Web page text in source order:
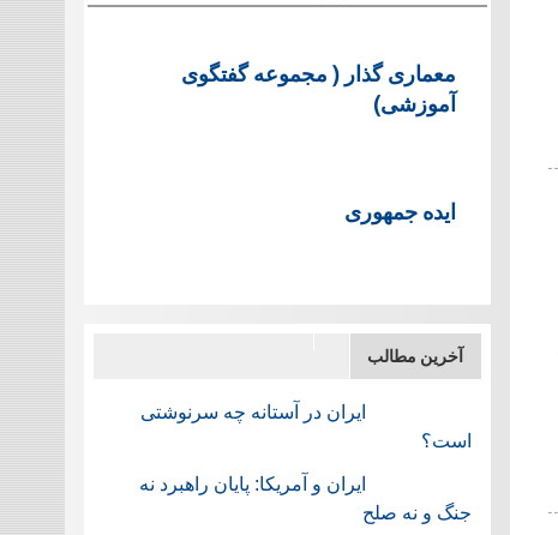
معماری گذار ( مجموعه گفتگوی
آموزشی)
ایده جمهوری
آخرین مطالب
ایران در آستانه چه سرنوشتی
است؟
ایران و آمریکا: پایان راهبرد نه
جنگ و نه صلح